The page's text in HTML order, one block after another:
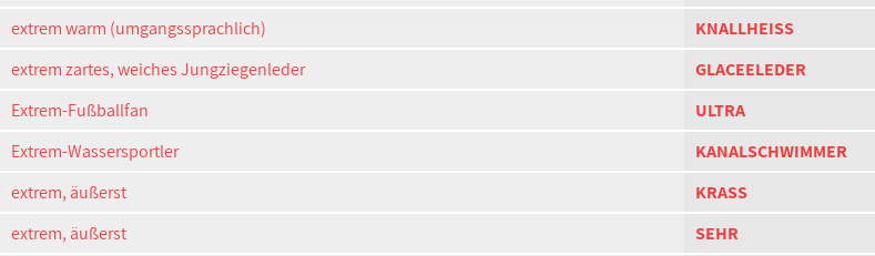
extrem warm (umgangssprachlich)
KNALLHEISS
extrem zartes, weiches Jungziegenleder
GLACEELEDER
Extrem-Fußballfan
ULTRA
Extrem-Wassersportler
KANALSCHWIMMER
extrem, äußerst
KRASS
extrem, äußerst
SEHR